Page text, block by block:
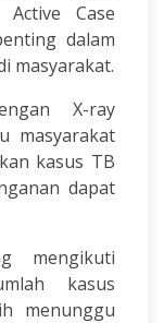
Active Case
dalam
masyarakat.
X-ray
masyarakat
kasus TB
dapat
mengikuti
kasus
menunggu